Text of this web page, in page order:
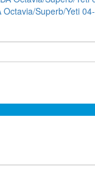
Superb/Yeti 04-